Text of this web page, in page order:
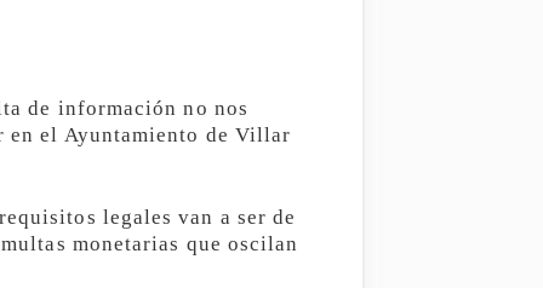
de información no nos
en el Ayuntamiento de Villar
legales van a ser de
monetarias que oscilan